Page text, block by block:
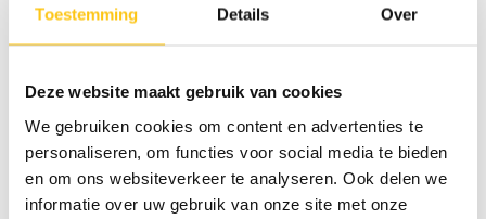
Toestemming Details Over
Deze website maakt gebruik van cookies
We gebruiken cookies om content en advertenties te
personaliseren, om functies voor social media te bieden
en om ons websiteverkeer te analyseren. Ook delen we
informatie over uw gebruik van onze site met onze
Reserveer nu
exclusief reserveringskosten, calamiteitenfonds,
kortingen.
Verklaring symbolen:
: vertrekgarantie €
:
aanbieding